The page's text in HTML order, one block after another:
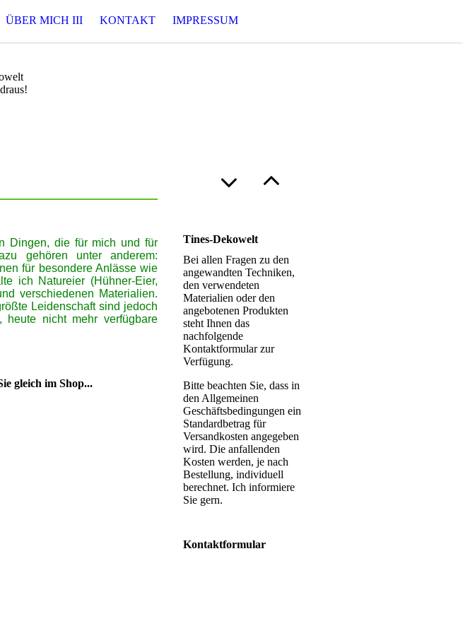
ÜBER MICH III KONTAKT IMPRESSUM
Dingen, die für mich und für
gehören unter anderem:
für besondere Anlässe wie
ich Natureier (Hühner-Eier,
verschiedenen Materialien.
Leidenschaft sind jedoch
heute nicht mehr verfügbare
gleich im Shop...
Tines-Dekowelt
Bei allen Fragen zu den
angewandten Techniken,
den verwendeten
Materialien oder den
angebotenen Produkten
steht Ihnen das
nachfolgende
Kontaktformular zur
Verfügung.
Bitte beachten Sie, dass in
den Allgemeinen
Geschäftsbedingungen ein
Standardbetrag für
Versandkosten angegeben
wird. Die anfallenden
Kosten werden, je nach
Bestellung, individuell
berechnet. Ich informiere
Sie gern.
Kontaktformular